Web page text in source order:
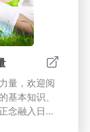
量，欢迎阅
基本知识、
念融入日常
专注力、情